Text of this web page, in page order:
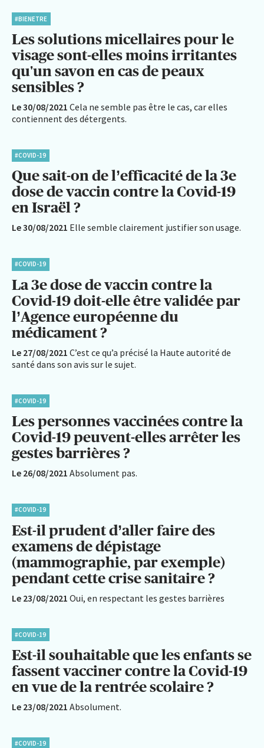
#BIENETRE
Les solutions micellaires pour le
visage sont-elles moins irritantes
qu'un savon en cas de peaux
sensibles ?
Le 30/08/2021 Cela ne semble pas être le cas, car elles
contiennent des détergents.
#COVID-19
Que sait-on de l’efficacité de la 3e
dose de vaccin contre la Covid-19
en Israël ?
Le 30/08/2021 Elle semble clairement justifier son usage.
#COVID-19
La 3e dose de vaccin contre la
Covid-19 doit-elle être validée par
l’Agence européenne du
médicament ?
Le 27/08/2021 C’est ce qu’a précisé la Haute autorité de
santé dans son avis sur le sujet.
#COVID-19
Les personnes vaccinées contre la
Covid-19 peuvent-elles arrêter les
gestes barrières ?
Le 26/08/2021 Absolument pas.
#COVID-19
Est-il prudent d’aller faire des
examens de dépistage
(mammographie, par exemple)
pendant cette crise sanitaire ?
Le 23/08/2021 Oui, en respectant les gestes barrières
#COVID-19
Est-il souhaitable que les enfants se
fassent vacciner contre la Covid-19
en vue de la rentrée scolaire ?
Le 23/08/2021 Absolument.
#COVID-19